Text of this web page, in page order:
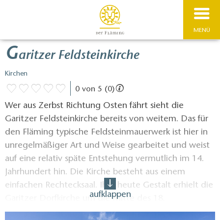
MENÜ
Garitzer Feldsteinkirche
Kirchen
0 von 5 (0)
Wer aus Zerbst Richtung Osten fährt sieht die
Garitzer Feldsteinkirche bereits von weitem. Das für
den Fläming typische Feldsteinmauerwerk ist hier in
unregelmäßiger Art und Weise gearbeitet und weist
auf eine relativ späte Entstehung vermutlich im 14.
Jahrhundert hin. Die Kirche besteht aus einem
einfachen Rechtecksaal. Ihre heute Gestalt erhielt die
Garitzer Dorfkirche um die Mitte des 18.
Jahrhunderts, nachdem sie im 30-jährigen Krieg stark
aufklappen